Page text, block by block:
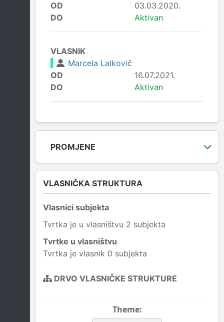
OD
03.03.2020.
DO
Aktivan
VLASNIK
Marcela Lalkovič
OD
16.07.2021.
DO
Aktivan
PROMJENE
VLASNIČKA STRUKTURA
Vlasnici subjekta
Tvrtka je u vlasništvu 2 subjekta
Tvrtke u vlasništvu
Tvrtka je vlasnik 0 subjekta
DRVO VLASNIČKE STRUKTURE
Theme: